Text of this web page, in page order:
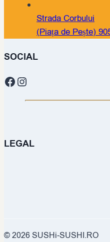
Strada Corbului
(Piața de Pește)
SOCIAL
Facebook
Instagram
LEGAL
© 2026 SUSHi-SUSHI.RO